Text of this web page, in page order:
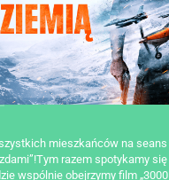
mieszkańców na
razem spotykamy
wspólnie obejrzymy film